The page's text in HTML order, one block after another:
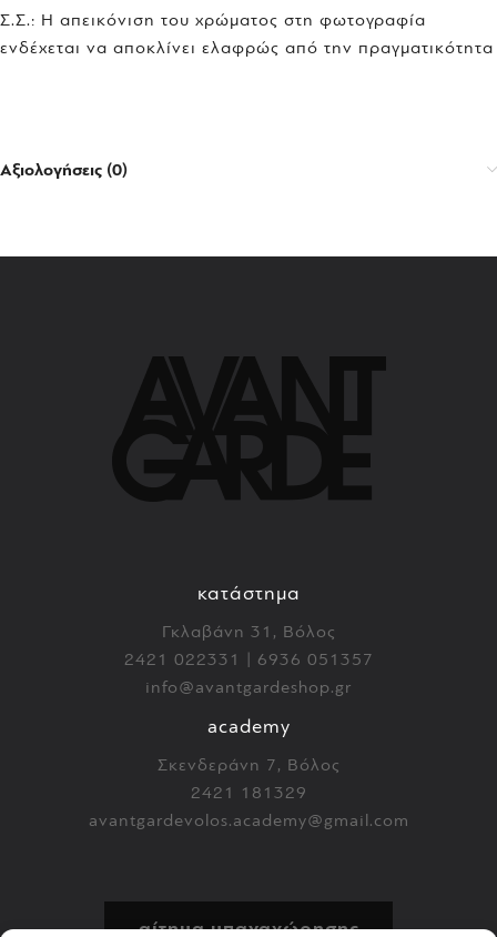
Σ.Σ.: Η απεικόνιση του χρώματος στη φωτογραφία
ενδέχεται να αποκλίνει ελαφρώς από την πραγματικότητα
Αξιολογήσεις (0)
κατάστημα
Γκλαβάνη 31, Βόλος
2421 022331 | 6936 051357
info@avantgardeshop.gr
academy
Σκενδεράνη 7, Βόλος
2421 181329
avantgardevolos.academy@gmail.com
αίτημα υπαναχώρησης